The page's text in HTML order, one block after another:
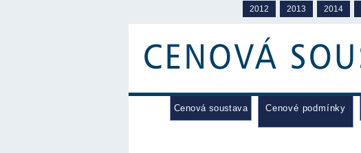
2012 2013 2014
Cenová soustava Cenové podmínky